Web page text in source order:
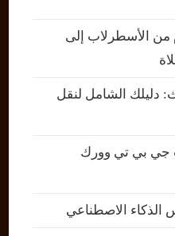
الأسطرلاب إلى
دليلك الشامل لنقل
جي بي تي وورك
الاصطناعي